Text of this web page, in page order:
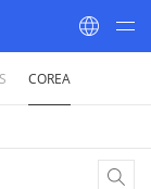
COREA